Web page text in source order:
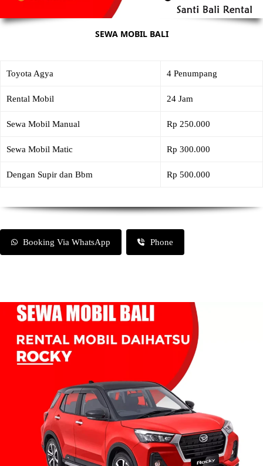
SEWA MOBIL BALI
Toyota Agya 4 Penumpang
Rental Mobil 24 Jam
Sewa Mobil Manual Rp 250.000
Sewa Mobil Matic Rp 300.000
Dengan Supir dan Bbm Rp 500.000
Booking Via WhatsApp Phone